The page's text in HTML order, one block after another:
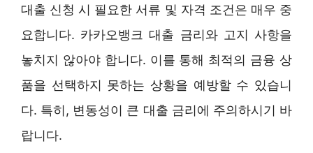
대출 신청 시 필요한 서류 및 자격 조건은 매우 중
요합니다. 카카오뱅크 대출 금리와 고지 사항을
놓치지 않아야 합니다. 이를 통해 최적의 금융 상
품을 선택하지 못하는 상황을 예방할 수 있습니
다. 특히, 변동성이 큰 대출 금리에 주의하시기 바
랍니다.